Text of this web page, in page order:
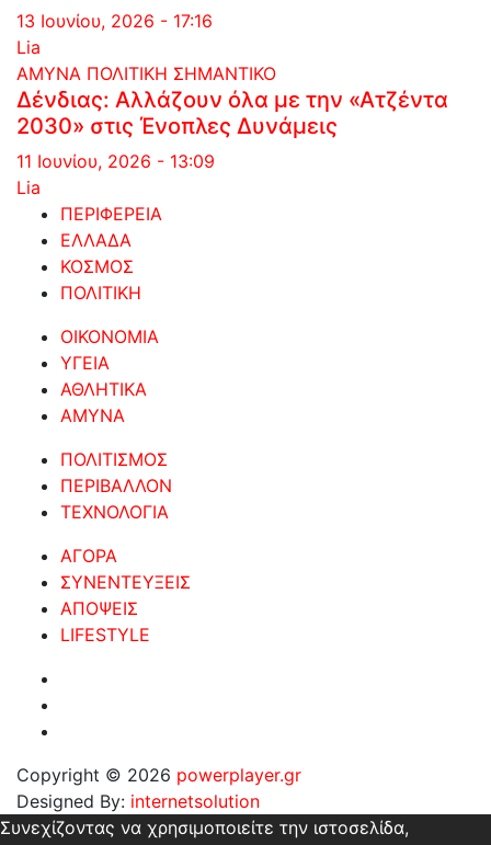
13 Ιουνίου, 2026 - 17:16
Lia
ΑΜΥΝΑ ΠΟΛΙΤΙΚΗ ΣΗΜΑΝΤΙΚΟ
Δένδιας: Αλλάζουν όλα με την «Ατζέντα
2030» στις Ένοπλες Δυνάμεις
11 Ιουνίου, 2026 - 13:09
Lia
ΠΕΡΙΦΕΡΕΙΑ
ΕΛΛΑΔΑ
ΚΟΣΜΟΣ
ΠΟΛΙΤΙΚΗ
ΟΙΚΟΝΟΜΙΑ
ΥΓΕΙΑ
ΑΘΛΗΤΙΚΑ
ΑΜΥΝΑ
ΠΟΛΙΤΙΣΜΟΣ
ΠΕΡΙΒΑΛΛΟΝ
ΤΕΧΝΟΛΟΓΙΑ
ΑΓΟΡΑ
ΣΥΝΕΝΤΕΥΞΕΙΣ
ΑΠΟΨΕΙΣ
LIFESTYLE
Copyright © 2026 powerplayer.gr
Designed By: internetsolution
Συνεχίζοντας να χρησιμοποιείτε την ιστοσελίδα,